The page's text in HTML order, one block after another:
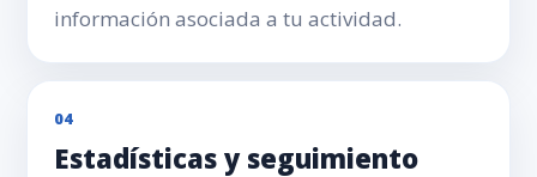
información asociada a tu actividad.
04
Estadísticas y seguimiento